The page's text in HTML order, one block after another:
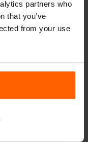
partners who
that you’ve
from your use